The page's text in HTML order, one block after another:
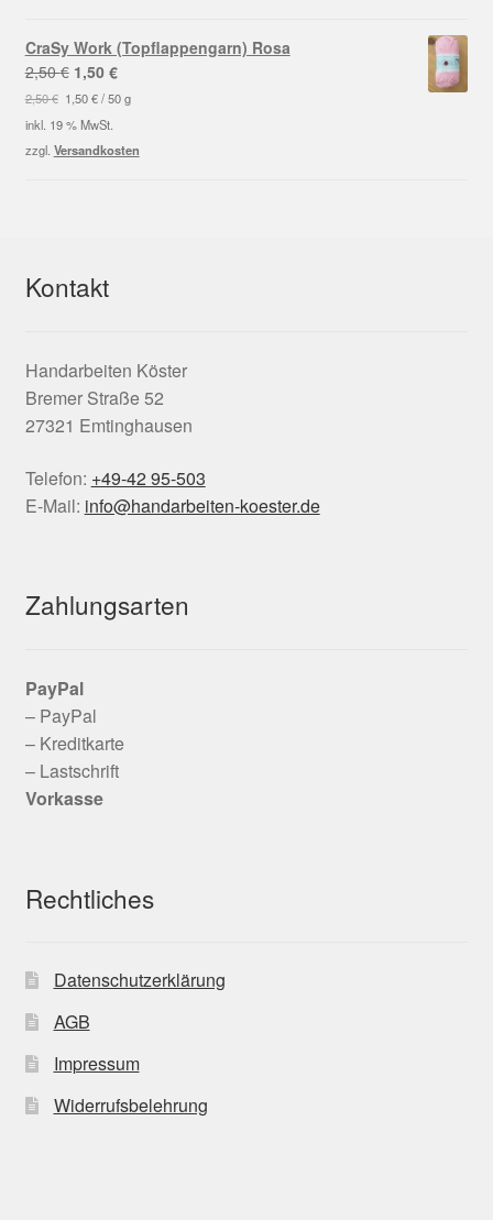
CraSy Work (Topflappengarn) Rosa
2,50€ Ursprünglicher
Preis
war:
2,50 €
1,50 €Aktueller
Preis
1,50 €.
2,50€ 1,50€/50 g
inkl. 19 % MwSt.
zzgl. Versandkosten
Kontakt
Handarbeiten Köster
Bremer Straße 52
27321 Emtinghausen
Telefon: +49-42 95-503
E-Mail: info@handarbeiten-koester.de
Zahlungsarten
PayPal
– PayPal
– Kreditkarte
– Lastschrift
Vorkasse
Rechtliches
Datenschutzerklärung
AGB
Impressum
Widerrufsbelehrung